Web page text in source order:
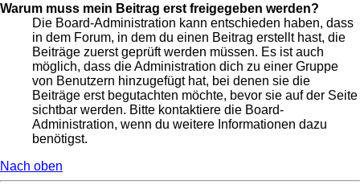
Warum muss mein Beitrag erst freigegeben werden?
Die Board-Administration kann entschieden haben, dass
in dem Forum, in dem du einen Beitrag erstellt hast, die
Beiträge zuerst geprüft werden müssen. Es ist auch
möglich, dass die Administration dich zu einer Gruppe
von Benutzern hinzugefügt hat, bei denen sie die
Beiträge erst begutachten möchte, bevor sie auf der Seite
sichtbar werden. Bitte kontaktiere die Board-
Administration, wenn du weitere Informationen dazu
benötigst.
Nach oben